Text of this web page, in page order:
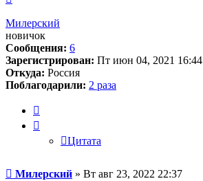
началу
Милерский
новичок
Сообщения: 6
Зарегистрирован: Пт июн 04, 2021 16:44
Откуда: Россия
Поблагодарили: 2 раза
Цитата
Сообщение
Милерский » Вт авг 23, 2022 22:37